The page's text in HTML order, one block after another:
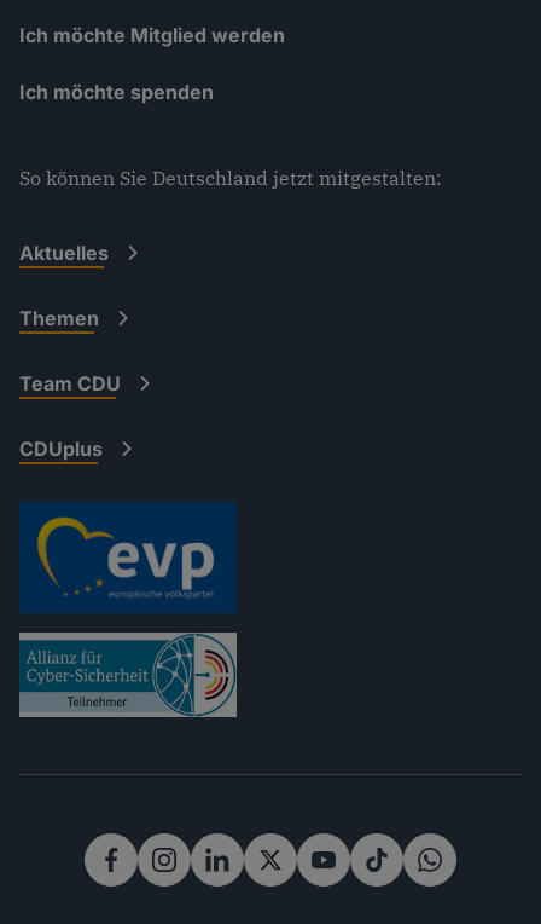
Ich möchte Mitglied werden
Ich möchte spenden
So können Sie Deutschland jetzt mitgestalten:
Aktuelles
Themen
Team CDU
CDUplus